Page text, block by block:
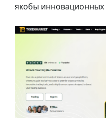
якобы инновационных